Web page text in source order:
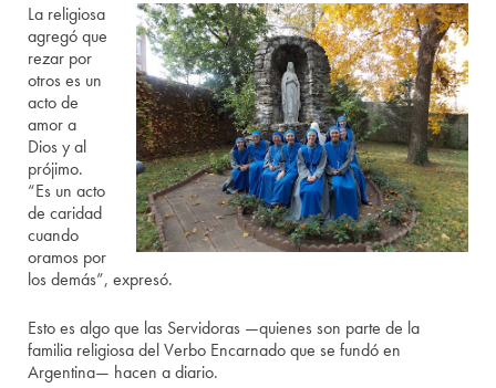
La religiosa
agregó que
rezar por
otros es un
acto de
amor a
Dios y al
prójimo.
“Es un acto
de caridad
cuando
oramos por
los demás”, expresó.
Esto es algo que las Servidoras —quienes son parte de la
familia religiosa del Verbo Encarnado que se fundó en
Argentina— hacen a diario.